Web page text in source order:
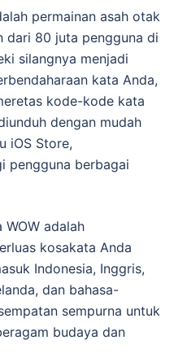
permainan asah otak
dari 80 juta pengguna di
silangnya menjadi
kata Anda,
kode-kode kata
dengan mudah
iOS Store,
pengguna berbagai
WOW adalah
kosakata Anda
Indonesia, Inggris,
dan bahasa-
sempurna untuk
budaya dan